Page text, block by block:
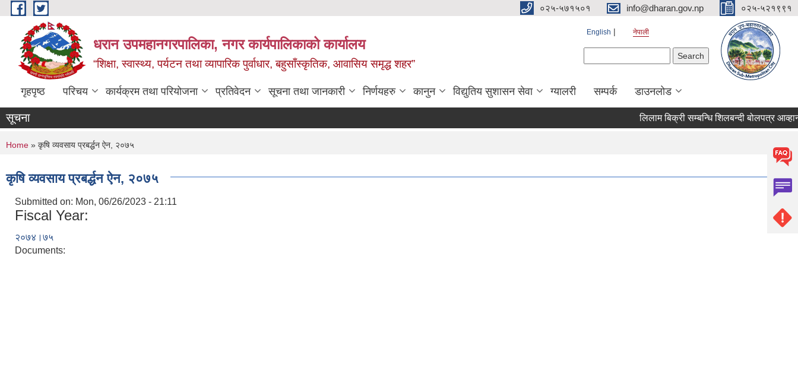
Skip to main content ०२५-५७१५०१ info@dharan.gov.np ०२५-५२१९९१
धरान उपमहानगरपालिका, नगर कार्यपालिकाको कार्यालय
“शिक्षा, स्वास्थ्य, पर्यटन तथा व्यापारिक पुर्वाधार, बहुसाँस्कृतिक, आवासिय समृद्ध शहर”
English नेपाली
गृहपृष्ठ परिचय कार्यक्रम तथा परियोजना प्रतिवेदन सूचना तथा जानकारी निर्णयहरु कानुन विद्युतिय सुशासन सेवा ग्यालरी सम्पर्क डाउनलोड
सूचना लिलाम बिक्री सम्बन्धि
You are here
Home » कृषि व्यवसाय प्रबर्द्धन ऐन, २०७५
कृषि व्यवसाय प्रबर्द्धन ऐन, २०७५
Submitted on: Mon, 06/26/2023 - 21:11
Fiscal Year:
२०७४।७५
Documents: